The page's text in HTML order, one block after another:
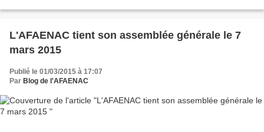
L'AFAENAC tient son assemblée générale le 7
mars 2015
Publié le 01/03/2015 à 17:07
Par Blog de l'AFAENAC